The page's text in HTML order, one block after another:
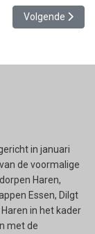
Volgende
Volgende
in januari
de voormalige
Haren,
Essen, Dilgt
in het kader
met de